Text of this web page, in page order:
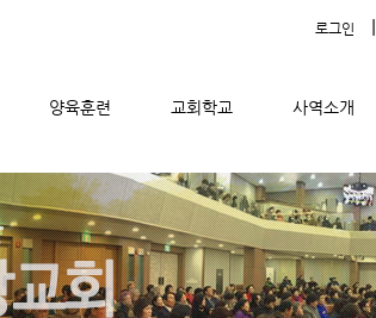
로그인 |
양육훈련 교회학교 사역소개